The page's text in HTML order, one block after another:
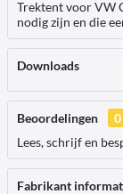
Trektent voor VW
nodig zijn en die
Downloads
Beoordelingen
0
Lees, schrijf en
Fabrikant